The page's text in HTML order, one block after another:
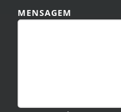
MENSAGEM